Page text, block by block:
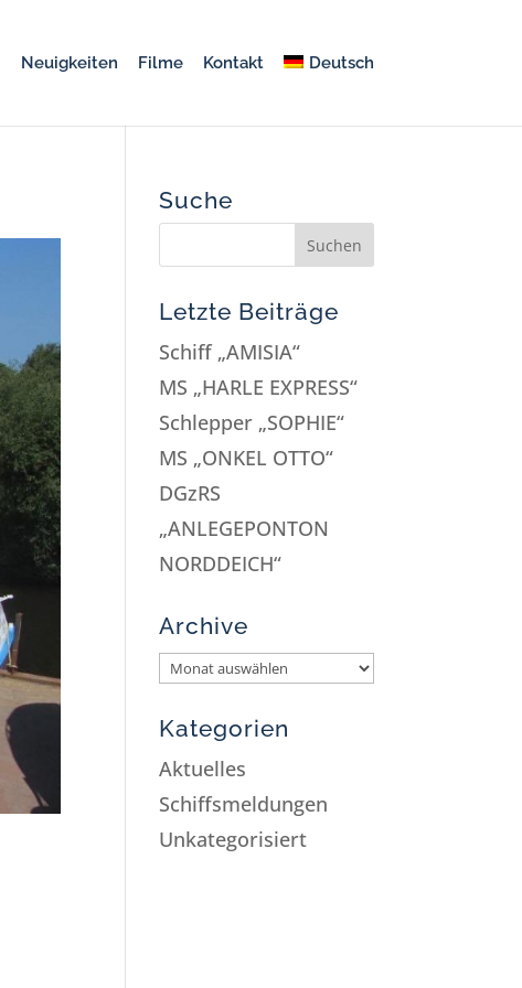
Neuigkeiten Filme Kontakt Deutsch
Suche
Letzte Beiträge
Schiff „AMISIA“
MS „HARLE EXPRESS“
Schlepper „SOPHIE“
MS „ONKEL OTTO“
DGzRS
„ANLEGEPONTON
NORDDEICH“
Archive
Kategorien
Aktuelles
Schiffsmeldungen
Unkategorisiert